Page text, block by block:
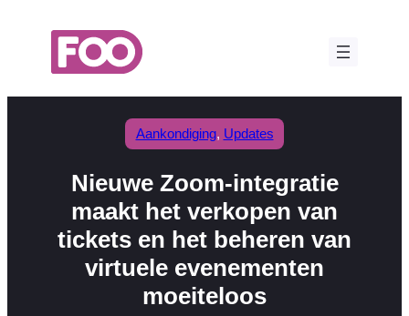
Aankondiging, Updates
Nieuwe Zoom-integratie
maakt het verkopen van
tickets en het beheren van
virtuele evenementen
moeiteloos